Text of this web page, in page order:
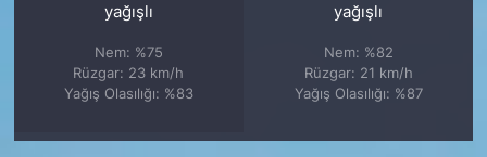
yağışlı
Nem: %75
Rüzgar: 23 km/h
Yağış Olasılığı: %83
yağışlı
Nem: %82
Rüzgar: 21 km/h
Yağış Olasılığı: %87